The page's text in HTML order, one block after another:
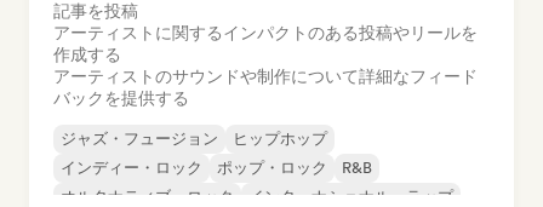
記事を投稿
アーティストに関するインパクトのある投稿やリールを
作成する
アーティストのサウンドや制作について詳細なフィード
バックを提供する
ジャズ・フュージョン
ヒップホップ
インディー・ロック
ポップ・ロック
R&B
オルタナティブ・ロック
インターナショナル・ラップ